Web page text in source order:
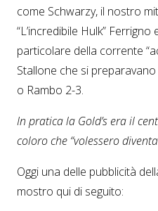
come Schwarzy, il nostro
“L’incredibile Hulk”
particolare della corrente
Stallone che si
o Rambo 2-3.
In pratica la Gold’s era il
coloro che “volessero
Oggi una delle pubblicità
mostro qui di seguito: